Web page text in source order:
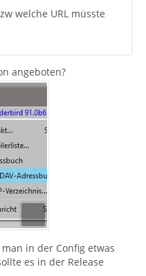
welche URL müsste
angeboten?
in der Config etwas
es in der Release